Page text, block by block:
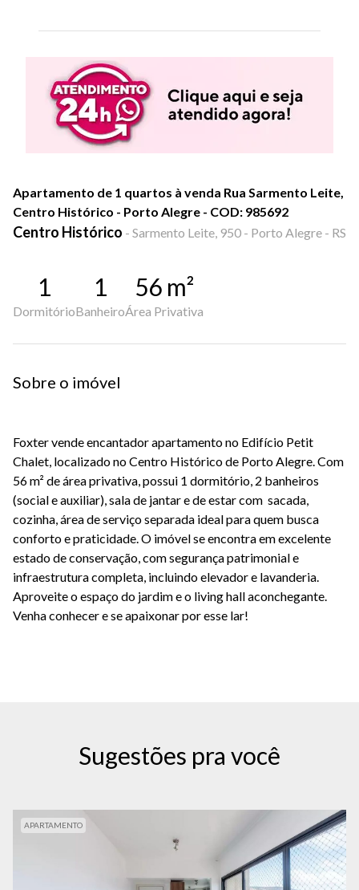
Apartamento de 1 quartos à venda Rua Sarmento Leite,
Centro Histórico - Porto Alegre - COD: 985692
Centro Histórico - Sarmento Leite, 950 - Porto Alegre - RS
1
Dormitório
1
Banheiro
56 m²
Área Privativa
Sobre o imóvel
Foxter vende encantador apartamento no Edifício Petit
Chalet, localizado no Centro Histórico de Porto Alegre. Com
56 m² de área privativa, possui 1 dormitório, 2 banheiros
(social e auxiliar), sala de jantar e de estar com sacada,
cozinha, área de serviço separada ideal para quem busca
conforto e praticidade. O imóvel se encontra em excelente
estado de conservação, com segurança patrimonial e
infraestrutura completa, incluindo elevador e lavanderia.
Aproveite o espaço do jardim e o living hall aconchegante.
Venha conhecer e se apaixonar por esse lar!
Sugestões pra você
APARTAMENTO